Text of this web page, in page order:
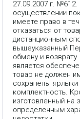
27.09.2007 г.
осуществлении
имеете право в
отказаться от
дистанционным
вышеуказанный
обмену и
является
товар не должен
сохранены ярлыки
комплектность.
изготовленный на
определенным